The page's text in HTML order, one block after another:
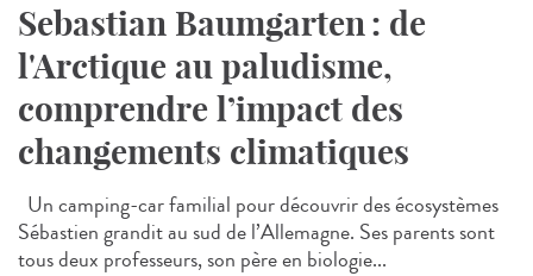
Sebastian Baumgarten : de
l'Arctique au paludisme,
comprendre l’impact des
changements climatiques
Un camping-car familial pour découvrir des écosystèmes
Sébastien grandit au sud de l’Allemagne. Ses parents sont
tous deux professeurs, son père en biologie...